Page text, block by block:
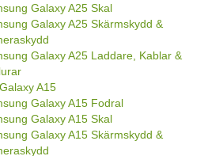
Galaxy A25 Skal
Galaxy A25 Skärmskydd &
Galaxy A25 Laddare, Kablar &
A15
Galaxy A15 Fodral
Galaxy A15 Skal
Galaxy A15 Skärmskydd &